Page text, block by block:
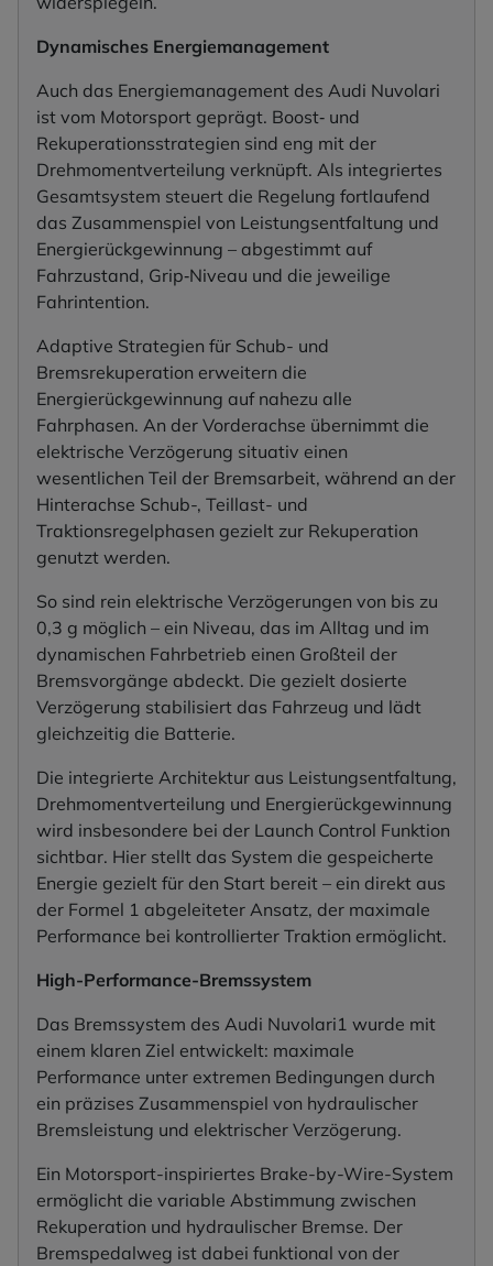
Dynamisches Energiemanagement
Auch das Energiemanagement des Audi Nuvolari
ist vom Motorsport geprägt. Boost‑ und
Rekuperationsstrategien sind eng mit der
Drehmomentverteilung verknüpft. Als integriertes
Gesamtsystem steuert die Regelung fortlaufend
das Zusammenspiel von Leistungsentfaltung und
Energierückgewinnung – abgestimmt auf
Fahrzustand, Grip‑Niveau und die jeweilige
Fahrintention.
Adaptive Strategien für Schub- und
Bremsrekuperation erweitern die
Energierückgewinnung auf nahezu alle
Fahrphasen. An der Vorderachse übernimmt die
elektrische Verzögerung situativ einen
wesentlichen Teil der Bremsarbeit, während an der
Hinterachse Schub-, Teillast- und
Traktionsregelphasen gezielt zur Rekuperation
genutzt werden.
So sind rein elektrische Verzögerungen von bis zu
0,3 g möglich – ein Niveau, das im Alltag und im
dynamischen Fahrbetrieb einen Großteil der
Bremsvorgänge abdeckt. Die gezielt dosierte
Verzögerung stabilisiert das Fahrzeug und lädt
gleichzeitig die Batterie.
Die integrierte Architektur aus Leistungsentfaltung,
Drehmomentverteilung und Energierückgewinnung
wird insbesondere bei der Launch Control Funktion
sichtbar. Hier stellt das System die gespeicherte
Energie gezielt für den Start bereit – ein direkt aus
der Formel 1 abgeleiteter Ansatz, der maximale
Performance bei kontrollierter Traktion ermöglicht.
High-Performance-Bremssystem
Das Bremssystem des Audi Nuvolari1 wurde mit
einem klaren Ziel entwickelt: maximale
Performance unter extremen Bedingungen durch
ein präzises Zusammenspiel von hydraulischer
Bremsleistung und elektrischer Verzögerung.
Ein Motorsport-inspiriertes Brake-by-Wire-System
ermöglicht die variable Abstimmung zwischen
Rekuperation und hydraulischer Bremse. Der
Bremspedalweg ist dabei funktional von der